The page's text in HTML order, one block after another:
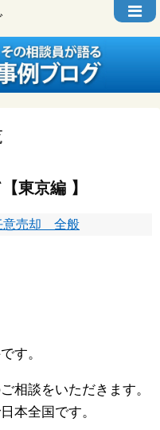
東京編 】
意売却 全般
す。
相談をいただきます。
本全国です。